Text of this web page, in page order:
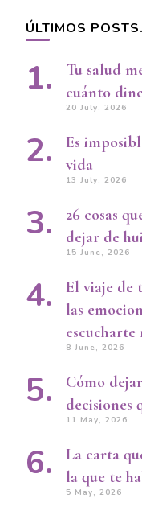
ÚLTIMOS POSTS.
Tu salud
cuánto
20 July, 2026
Es
vida
13 July, 2026
26 cosas
dejar de
15 June, 2026
El viaje de
las
escucharte
8 June, 2026
Cómo
decisiones
11 May, 2026
La carta
la que te
5 May, 2026